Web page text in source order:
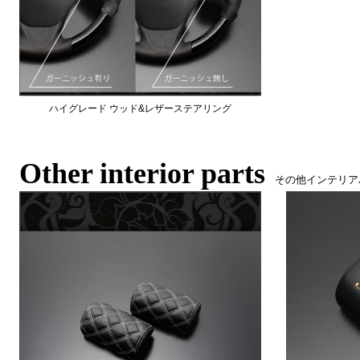
ハイグレード ウッド&レザーステアリング
Other interior parts その他インテリ